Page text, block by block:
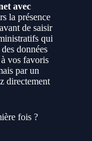
avec
la présence
de saisir
qui
données
vos favoris
par un
directement
fois ?